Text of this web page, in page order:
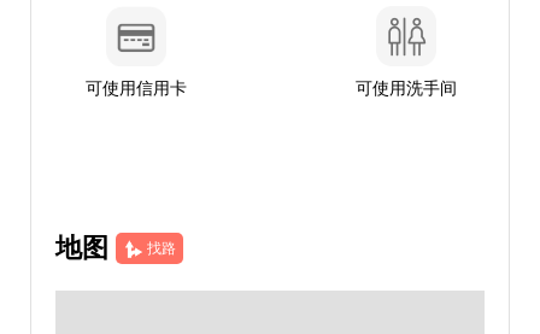
可使用信用卡 可使用洗手间
地图 找路